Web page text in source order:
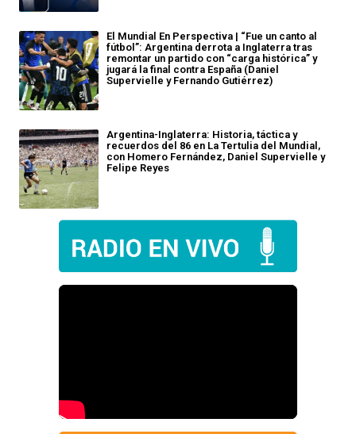
El Mundial En Perspectiva | “Fue un canto al
fútbol”: Argentina derrota a Inglaterra tras
remontar un partido con “carga histórica” y
jugará la final contra España (Daniel
Supervielle y Fernando Gutiérrez)
Argentina-Inglaterra: Historia, táctica y
recuerdos del 86 en La Tertulia del Mundial,
con Homero Fernández, Daniel Supervielle y
Felipe Reyes